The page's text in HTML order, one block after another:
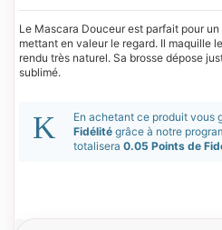
Le Mascara Douceur est parfait pour
mettant en valeur le regard. Il maquille
rendu très naturel. Sa brosse dépose
sublimé.
En achetant ce produit vous
Fidélité grâce à notre
totalisera 0.05 Points de